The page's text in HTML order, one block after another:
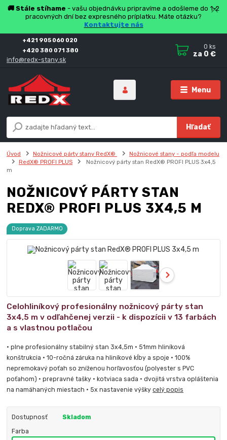
🚚 Stále stíhame - vašu objednávku pripravíme a odošleme do 1-2
pracovných dní bez expresného príplatku. Máte otázku?
Kontaktujte nás
Menu
Hľadať
+421 905 060 020
+420 380 071 380
info@redx-stany.sk
0 ks
za 0 €
Úvod Nožnicové párty stany RedX®
Nožnicové stany - podľa modelu
RedX® PROFI PLUS
Nožnicový párty stan RedX® PROFI PLUS 3x4,5
m
NOŽNICOVÝ PÁRTY STAN
REDX® PROFI PLUS 3X4,5 M
Doprava ZADARMO
Celohliníkový profesionálny nožnicový párty stan
3x4,5 m v odľahčenej verzii - k dispozícii v 13 farbách
a s vlastnou potlačou
• plne profesionálny stabilný stan 3x4,5m • 51mm hliníková
konštrukcia • 10-ročná záruka na hliníkové kĺby a spoje • 100%
nepremokavý poťah so zníženou horľavosťou (polyester s PVC
poťahom) • prepravné tašky • kotviaca sada • dvojitá vrstva opláštenia
na namáhaných miestach • 5x nastavenie výškycelý popis
Dostupnosť Skladom
Farba